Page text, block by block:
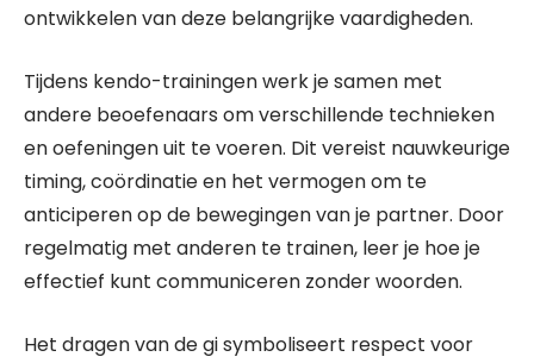
ontwikkelen van deze belangrijke vaardigheden.
Tijdens kendo-trainingen werk je samen met
andere beoefenaars om verschillende technieken
en oefeningen uit te voeren. Dit vereist nauwkeurige
timing, coördinatie en het vermogen om te
anticiperen op de bewegingen van je partner. Door
regelmatig met anderen te trainen, leer je hoe je
effectief kunt communiceren zonder woorden.
Het dragen van de gi symboliseert respect voor